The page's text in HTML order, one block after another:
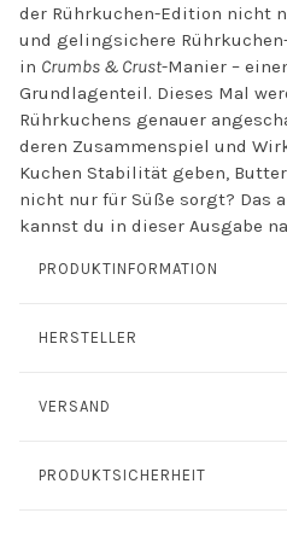
der Rührkuchen-Edition nicht
und gelingsichere
in Crumbs & Crust-Manier –
Grundlagenteil. Dieses Mal
Rührkuchens genauer
deren Zusammenspiel und
Kuchen Stabilität geben,
nicht nur für Süße sorgt? Das
kannst du in dieser Ausgabe
PRODUKTINFORMATION
HERSTELLER
VERSAND
PRODUKTSICHERHEIT